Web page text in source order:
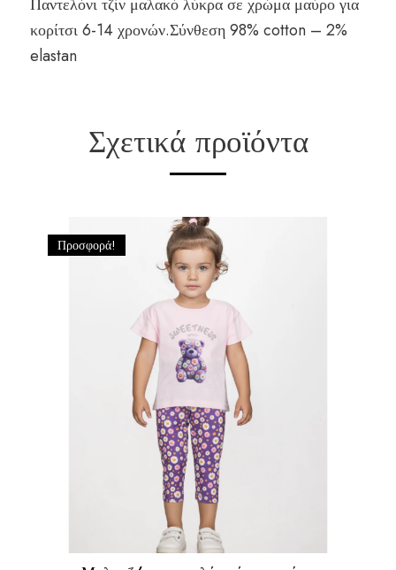
κορίτσι 6-14 χρονών.Σύνθεση 98% cotton – 2%
elastan
Σχετικά προϊόντα
Προσφορά!